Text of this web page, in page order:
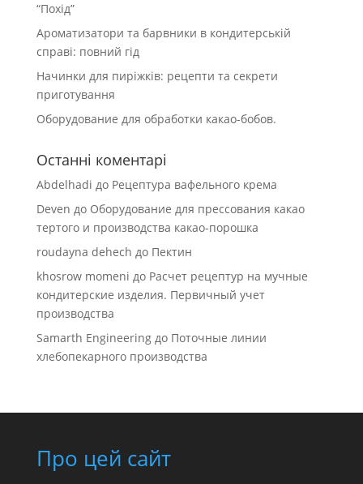
“Похід”
Ароматизатори та барвники в кондитерській
справі: повний гід
Начинки для пиріжків: рецепти та секрети
приготування
Оборудование для обработки какао-бобов.
Останні коментарі
Abdelhadi до Рецептура вафельного крема
Deven до Оборудование для прессования какао
тертого и производства какао-порошка
roudayna dehech до Пектин
khosrow momeni до Расчет рецептур на мучные
кондитерские изделия. Первичный учет
производства
Samarth Engineeringдо Поточные линии
хлебопекарного производства
Про цей сайт